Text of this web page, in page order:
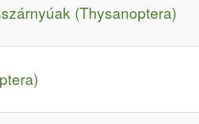
(Thysanoptera)